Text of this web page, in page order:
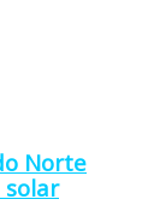
solar
Norte